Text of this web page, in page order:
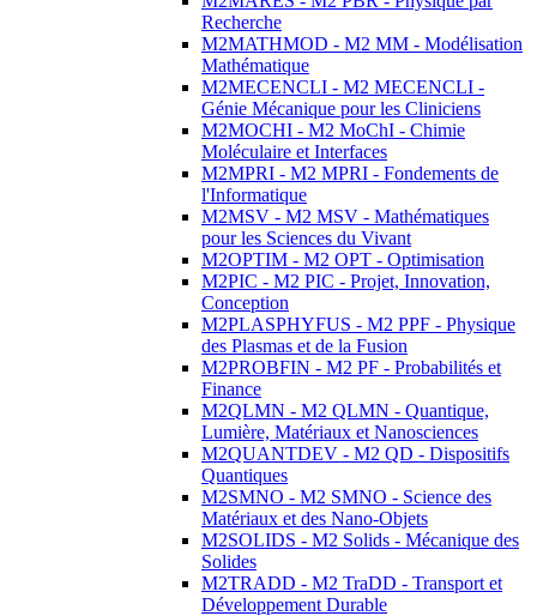
Recherche
M2MATHMOD - M2 MM - Modélisation
Mathématique
M2MECENCLI - M2 MECENCLI -
Génie Mécanique pour les Cliniciens
M2MOCHI - M2 MoChI - Chimie
Moléculaire et Interfaces
M2MPRI - M2 MPRI - Fondements de
l'Informatique
M2MSV - M2 MSV - Mathématiques
pour les Sciences du Vivant
M2OPTIM - M2 OPT - Optimisation
M2PIC - M2 PIC - Projet, Innovation,
Conception
M2PLASPHYFUS - M2 PPF - Physique
des Plasmas et de la Fusion
M2PROBFIN - M2 PF - Probabilités et
Finance
M2QLMN - M2 QLMN - Quantique,
Lumière, Matériaux et Nanosciences
M2QUANTDEV - M2 QD - Dispositifs
Quantiques
M2SMNO - M2 SMNO - Science des
Matériaux et des Nano-Objets
M2SOLIDS - M2 Solids - Mécanique des
Solides
M2TRADD - M2 TraDD - Transport et
Développement Durable